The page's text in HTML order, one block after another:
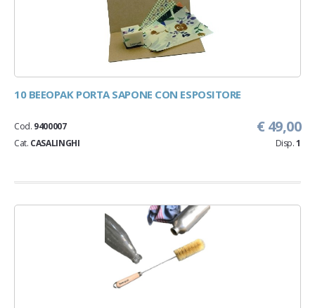
10 BEEOPAK PORTA SAPONE CON ESPOSITORE
€ 49,00
Cod. 9400007
Cat. CASALINGHI Disp.1